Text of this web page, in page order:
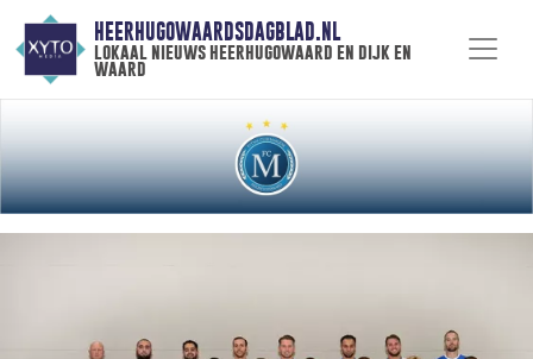
HEERHUGOWAARDSDAGBLAD.NL
lokaal nieuws heerhugowaard en dijk en
waard